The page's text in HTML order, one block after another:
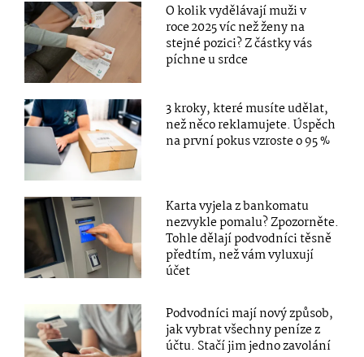
O kolik vydělávají muži v
roce 2025 víc než ženy na
stejné pozici? Z částky vás
píchne u srdce
3 kroky, které musíte udělat,
než něco reklamujete. Úspěch
na první pokus vzroste o 95 %
Karta vyjela z bankomatu
nezvykle pomalu? Zpozorněte.
Tohle dělají podvodníci těsně
předtím, než vám vyluxují
účet
Podvodníci mají nový způsob,
jak vybrat všechny peníze z
účtu. Stačí jim jedno zavolání